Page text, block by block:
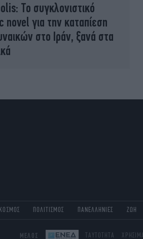
Το συγκλονιστικό
novel για την καταπίεση
στο Ιράν, ξανά στα
ΚΟΣΜΟΣ ΠΟΛΙΤΙΣΜΟΣ ΠΑΝΕΛΛΗΝΙΕΣ ΖΩΗ
ΜΕΛΟΣ ΤΑΥΤΟΤΗΤΑ